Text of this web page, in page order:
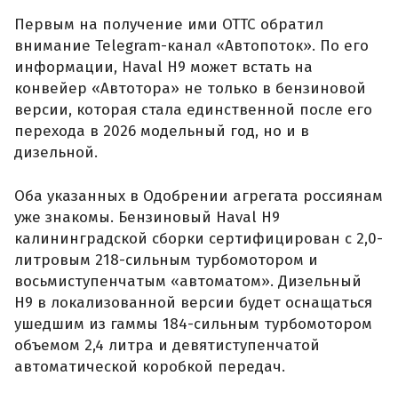
Первым на получение ими ОТТС обратил
внимание Telegram-канал «Автопоток». По его
информации, Haval H9 может встать на
конвейер «Автотора» не только в бензиновой
версии, которая стала единственной после его
перехода в 2026 модельный год, но и в
дизельной.
Оба указанных в Одобрении агрегата россиянам
уже знакомы. Бензиновый Haval H9
калининградской сборки сертифицирован с 2,0-
литровым 218-сильным турбомотором и
восьмиступенчатым «автоматом». Дизельный
H9 в локализованной версии будет оснащаться
ушедшим из гаммы 184-сильным турбомотором
объемом 2,4 литра и девятиступенчатой
автоматической коробкой передач.